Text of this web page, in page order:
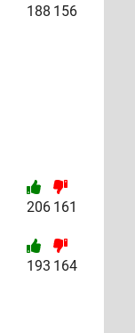
188 156
206 161
193 164